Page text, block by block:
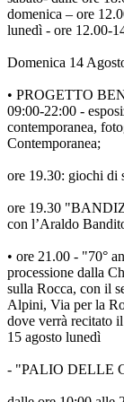
domenica – ore
lunedì - ore 12.00-
Domenica 14
• PROGETTO
09:00-22:00 -
contemporanea,
Contemporanea;
ore 19.30: giochi di
ore 19.30
con l’Araldo
• ore 21.00 - "70°
processione dalla
sulla Rocca, con il
Alpini, Via per la
dove verrà recitato
15 agosto lunedì
- "PALIO DELLE